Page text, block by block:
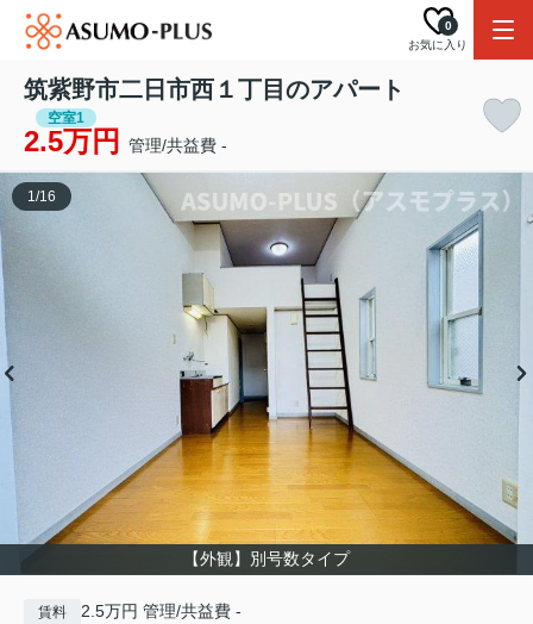
お気に入り
0
筑紫野市二日市西１丁目のアパート
空室1
2.5万円 管理/共益費 -
【外観】別号数タイプ
1/16
賃料 2.5万円 管理/共益費 -